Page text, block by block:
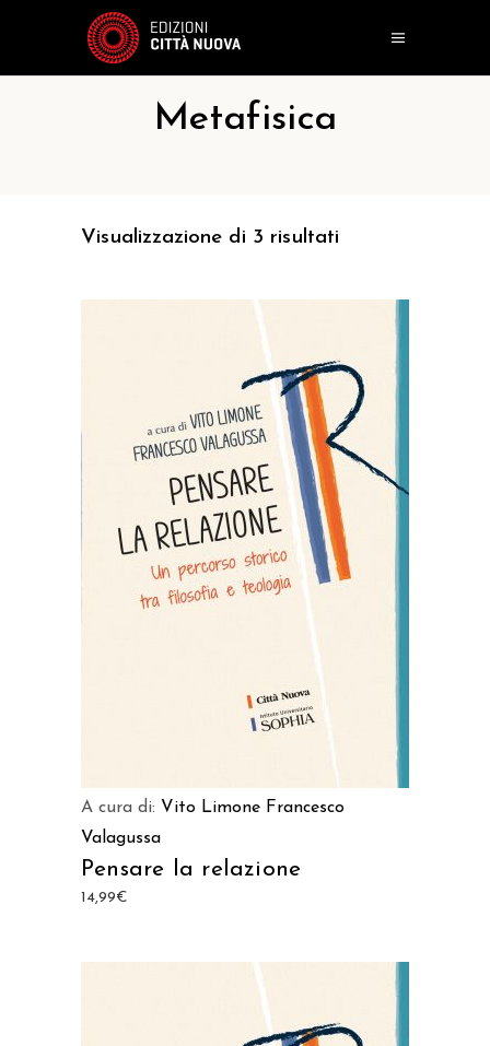
Metafisica
Visualizzazione di 3 risultati
AGGIUNGI AL CARRELLO
A cura di: Vito Limone Francesco
Valagussa
Pensare la relazione
14,99€